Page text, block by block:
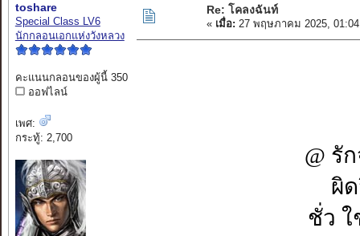
toshare
Special Class LV6
นักกลอนเอกแห่งวังหลวง
คะแนนกลอนของผู้นี้ 350
ออฟไลน์
เพศ:
กระทู้: 2,700
Re: โคลงฉันท์
« เมื่อ: 27 พฤษภาคม 2025,
@ รั
ผิ
ชั่ว ใ